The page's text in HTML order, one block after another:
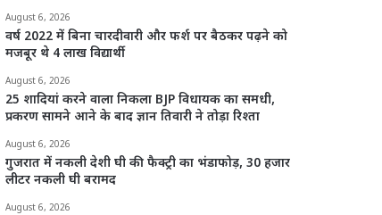
August 6, 2026
वर्ष 2022 में बिना चारदीवारी और फर्श पर बैठकर पढ़ने को
मजबूर थे 4 लाख विद्यार्थी
August 6, 2026
25 शादियां करने वाला निकला BJP विधायक का समधी,
प्रकरण सामने आने के बाद ज्ञान तिवारी ने तोड़ा रिश्ता
August 6, 2026
गुजरात में नकली देशी घी की फैक्ट्री का भंडाफोड़, 30 हजार
लीटर नकली घी बरामद
August 6, 2026